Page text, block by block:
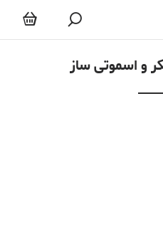
و اسموتی ساز